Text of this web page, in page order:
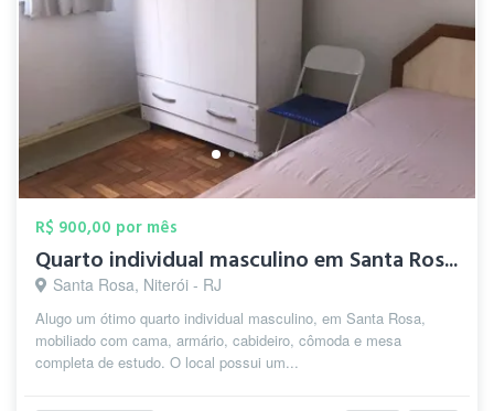
R$ 900,00 por mês
Quarto individual masculino em Santa Ros...
Santa Rosa, Niterói - RJ
Alugo um ótimo quarto individual masculino, em Santa Rosa,
mobiliado com cama, armário, cabideiro, cômoda e mesa
completa de estudo. O local possui um...